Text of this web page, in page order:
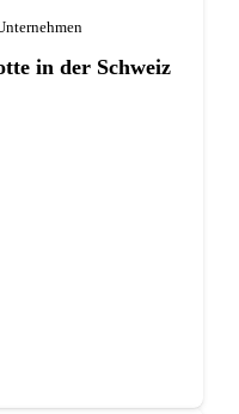
in der Schweiz